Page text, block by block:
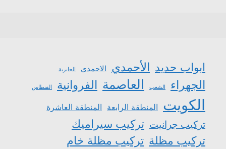
ابواب حديد الأحمدي الاحمدي الجابرية
الجهراء الشعب العاصمة الفروانية الفنطاس
الكويت المنطقة الرابعة المنطقة العاشرة
تركيب جرانيت تركيب سيراميك
تركيب مظلة تركيب مظلة خام